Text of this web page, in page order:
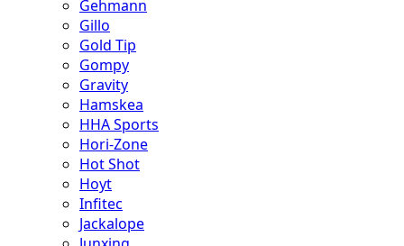
Gehmann
Gillo
Gold Tip
Gompy
Gravity
Hamskea
HHA Sports
Hori-Zone
Hot Shot
Hoyt
Infitec
Jackalope